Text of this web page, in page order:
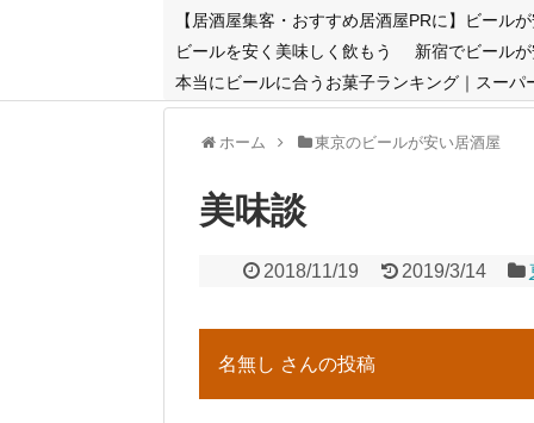
【居酒屋集客・おすすめ居酒屋PRに】ビール
ビールを安く美味しく飲もう
新宿でビール
本当にビールに合うお菓子ランキング｜スー
ホーム 東京のビールが安い居酒屋
美味談
2018/11/19 2019/3/14
名無し さんの投稿